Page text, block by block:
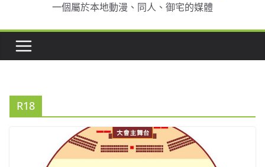
一個屬於本地動漫、同人、御宅的媒體
R18